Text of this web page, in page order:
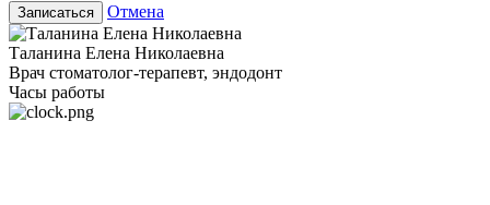
Записаться Отмена
Таланина Елена Николаевна
Врач стоматолог-терапевт, эндодонт
Часы работы